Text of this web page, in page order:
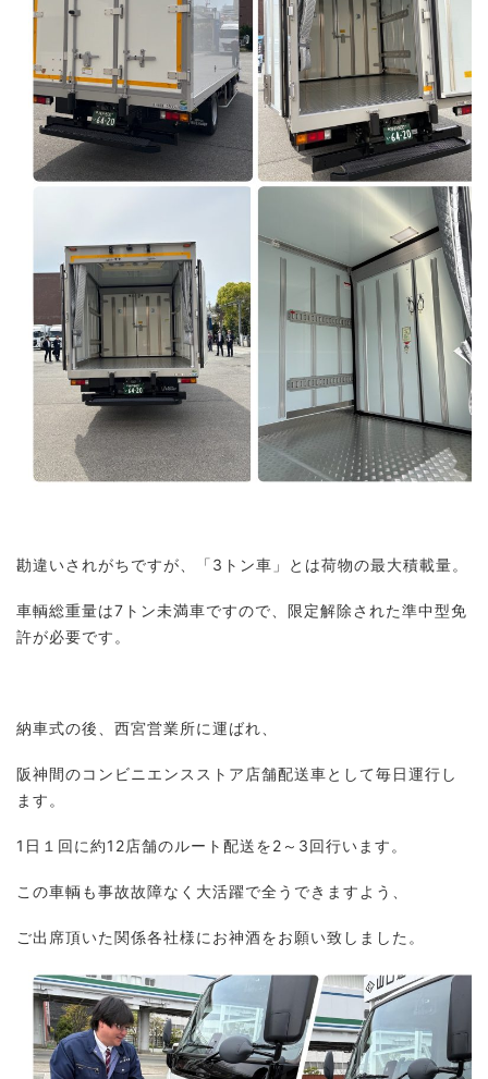
勘違いされがちですが、「3トン車」とは荷物の最大積載量。
車輌総重量は7トン未満車ですので、限定解除された準中型免
許が必要です。
納車式の後、西宮営業所に運ばれ、
阪神間のコンビニエンスストア店舗配送車として毎日運行し
ます。
1日１回に約12店舗のルート配送を2～3回行います。
この車輌も事故故障なく大活躍で全うできますよう、
ご出席頂いた関係各社様にお神酒をお願い致しました。